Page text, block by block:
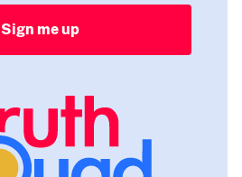
Sign me up